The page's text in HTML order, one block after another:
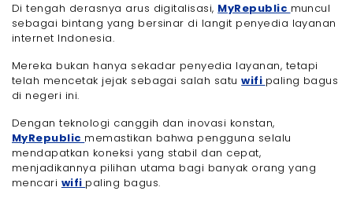
Di tengah derasnya arus digitalisasi, MyRepublic muncul
sebagai bintang yang bersinar di langit penyedia layanan
internet Indonesia.
Mereka bukan hanya sekadar penyedia layanan, tetapi
telah mencetak jejak sebagai salah satuwifi paling bagus
di negeri ini.
Dengan teknologi canggih dan inovasi konstan,
MyRepublic memastikan bahwa pengguna selalu
mendapatkan koneksi yang stabil dan cepat,
menjadikannya pilihan utama bagi banyak orang yang
mencari wifi paling bagus.